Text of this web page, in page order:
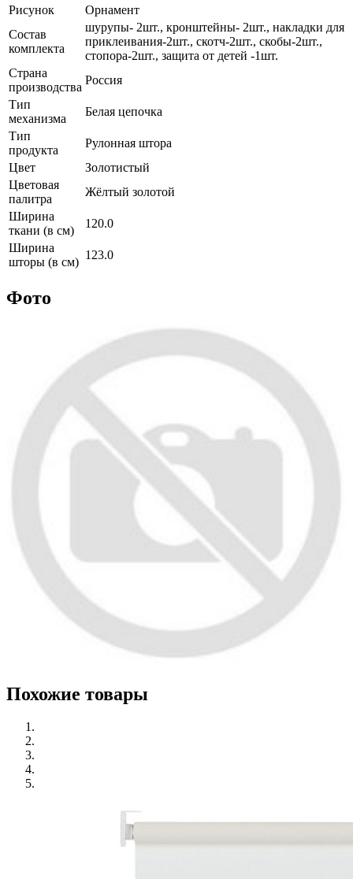
Рисунок
Орнамент
Состав
комплекта
шурупы- 2шт., кронштейны- 2шт., накладки для
приклеивания-2шт., скотч-2шт., скобы-2шт.,
стопора-2шт., защита от детей -1шт.
Страна
производства
Россия
Тип
механизма
Белая цепочка
Тип
продукта
Рулонная штора
Цвет
Золотистый
Цветовая
палитра
Жёлтый золотой
Ширина
ткани (в см)
120.0
Ширина
шторы (в см)
123.0
Фото
Похожие товары